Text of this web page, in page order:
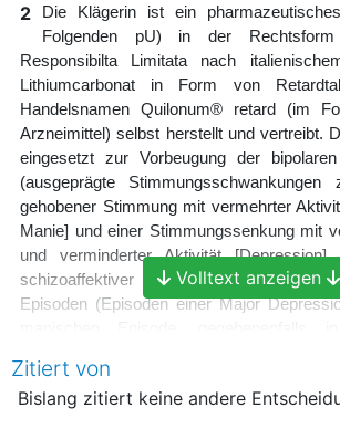
2
Die Klägerin ist ein
Folgenden pU) in der
Responsibilta Limitata nach
Lithiumcarbonat in Form von
Handelsnamen Quilonum® retard (im
Arzneimittel) selbst herstellt und vertreibt.
eingesetzt zur Vorbeugung der
(ausgeprägte Stimmungsschwankungen
gehobener Stimmung mit vermehrter
Manie] und einer Stimmungssenkung mit
und verminderter Aktivität
schizoaffektiver Psychosen),
Episoden (Episoden einer Major
B. bei Therapieresistenz oder
Antidepressiva, bei Verdacht auf
Volltext anzeigen
Zitiert von
Bislang zitiert keine andere